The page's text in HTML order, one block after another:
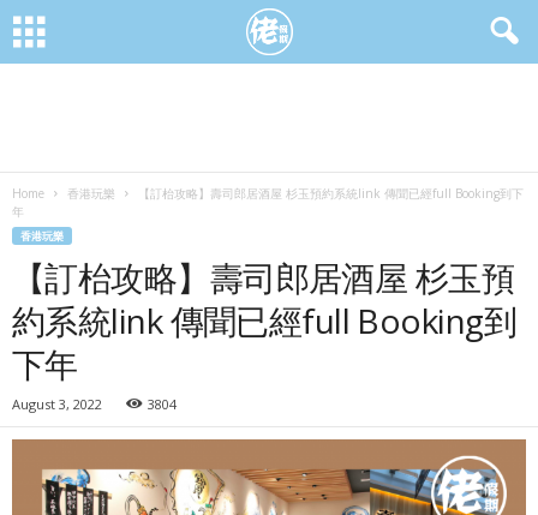
Home 香港玩樂
【訂枱攻略】壽司郎居酒屋 杉玉預約系統link 傳聞已經full Booking到下
年
香港玩樂
【訂枱攻略】壽司郎居酒屋 杉玉預
約系統link 傳聞已經full Booking到
下年
August 3, 2022 3804